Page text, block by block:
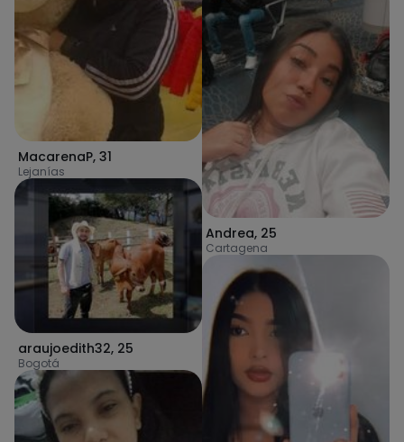
MacarenaP, 31
Lejanías
araujoedith32, 25
Bogotá
Andrea, 25
Cartagena